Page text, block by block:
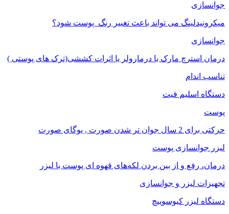
جوانسازی
میکرونیدلینگ می تواند باعث تغییر رنگ ‍ پوست شود؟
جوانسازی
درمان استرچ مارک با درمارولر یا اثرات کششی(ترک های پوستی )
تناسب اندام
دستگاه اسلیم فیت
پوست
حرکتی برای 2 سال جوان تر شدن صورت , یوگای صورت
لیزر جوانسازی پوست
درمان، رفع و از بین بردن لکه‌های قهوه ای پوست با لیزر
تجهیزات لیزر و جوانسازی
دستگاه لیزر کیوسوییچ